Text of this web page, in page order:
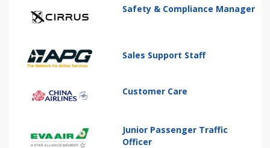
Safety & Compliance Manager
Sales Support Staff
Customer Care
Junior Passenger Traffic
Officer